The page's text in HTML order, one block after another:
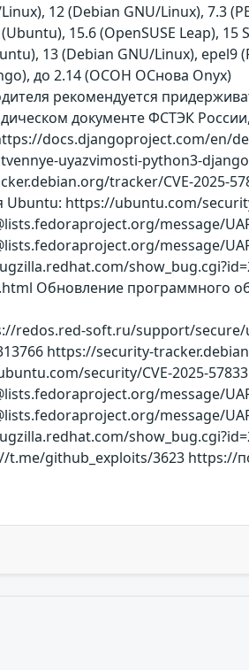
12 (Debian GNU/Linux), 7.3
15.6 (OpenSUSE Leap), 15
13 (Debian GNU/Linux), epel9
до 2.14 (ОСОН ОСнова Оnyx)
рекомендуется
документе ФСТЭК
docs.djangoproject.com/en/
uyazvimosti-python3-django-
tracker/CVE-2025-
https://ubuntu.com/
message/
message/
Обновление программного
soft.ru/support/
https://security-
security/CVE-2025-57833
message/
message/
t.me/github_exploits/3623